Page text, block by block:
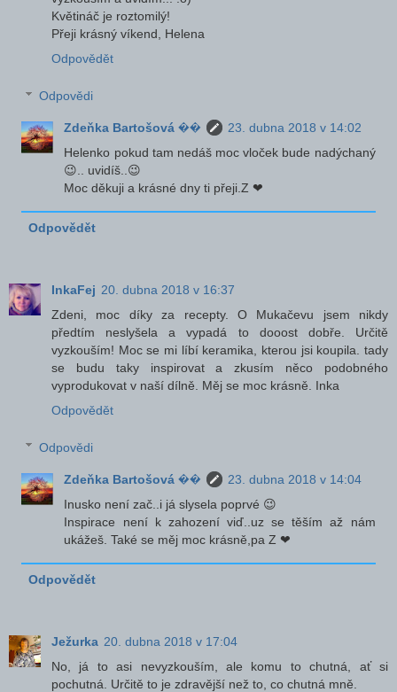
Květináč je roztomilý!
Přeji krásný víkend, Helena
Odpovědět
Odpovědi
Zdeňka Bartošová ��
23. dubna 2018 v 14:02
Helenko pokud tam nedáš moc vloček bude nadýchaný
😉.. uvidíš..😉
Moc děkuji a krásné dny ti přeji.Z ❤
Odpovědět
InkaFej 20. dubna 2018 v 16:37
Zdeni, moc díky za recepty. O Mukačevu jsem nikdy
předtím neslyšela a vypadá to dooost dobře. Určitě
vyzkouším! Moc se mi líbí keramika, kterou jsi koupila. tady
se budu taky inspirovat a zkusím něco podobného
vyprodukovat v naší dílně. Měj se moc krásně. Inka
Odpovědět
Odpovědi
Zdeňka Bartošová ��
23. dubna 2018 v 14:04
Inusko není zač..i já slysela poprvé 😉
Inspirace není k zahození viď..uz se těším až nám
ukážeš. Také se měj moc krásně,pa Z ❤
Odpovědět
Ježurka 20. dubna 2018 v 17:04
No, já to asi nevyzkouším, ale komu to chutná, ať si
pochutná. Určitě to je zdravější než to, co chutná mně.